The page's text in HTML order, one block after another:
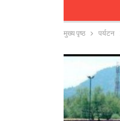
मुख्य पृष्ठ पर्यटन